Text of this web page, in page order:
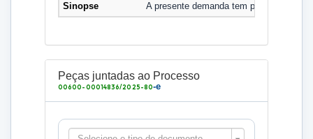
Sinopse
A presente demanda tem por objeto a
Peças juntadas ao Processo
00600-00014836/2025-80-e